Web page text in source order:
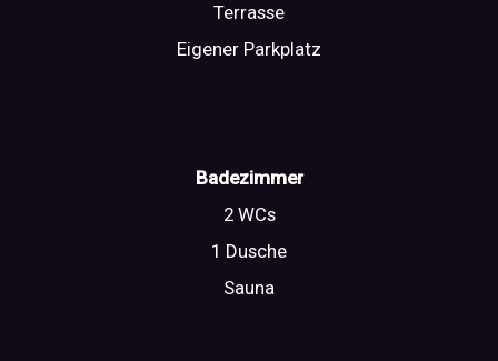
Terrasse
Eigener Parkplatz
Badezimmer
2 WCs
1 Dusche
Sauna